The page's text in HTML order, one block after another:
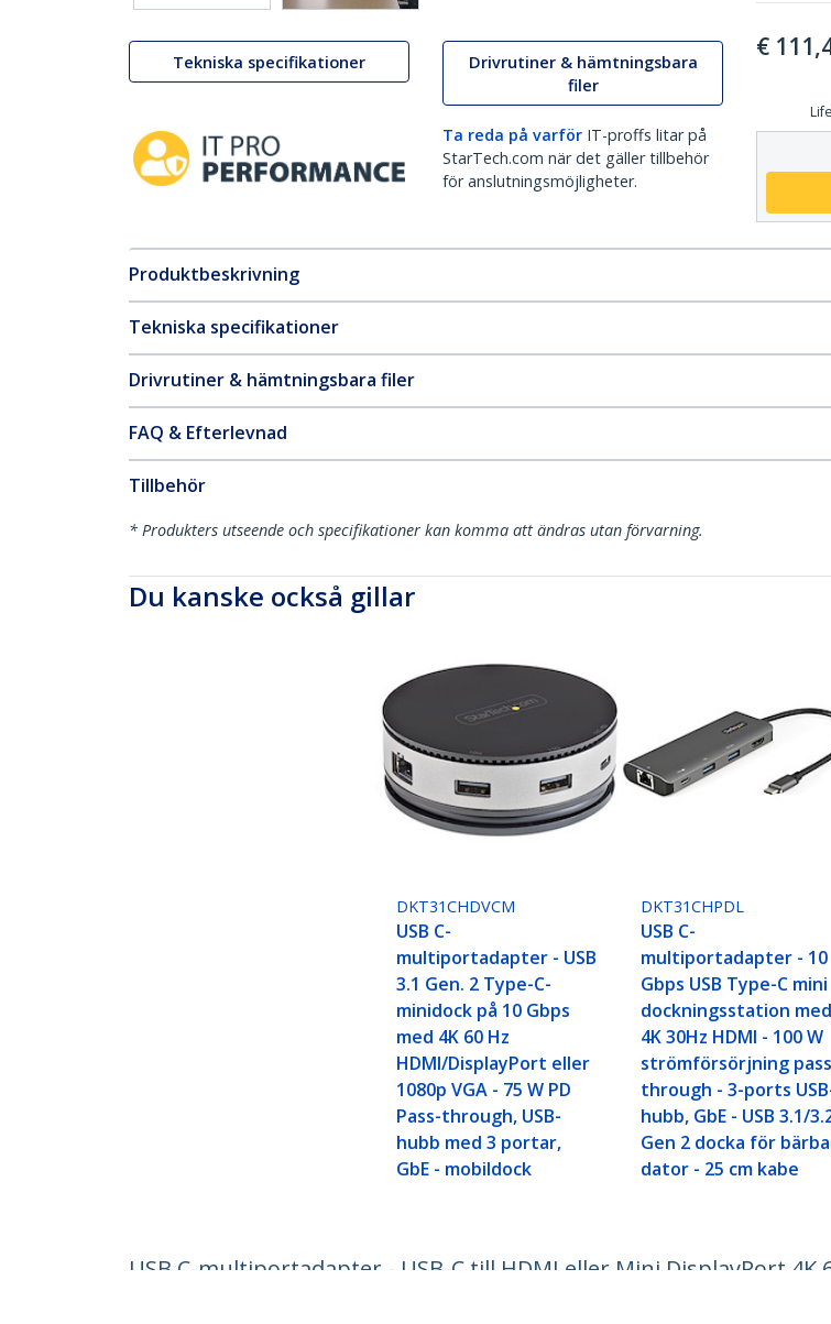
Tekniska specifikationer
Drivrutiner & hämtningsbara
filer
Ta reda på varför IT-proffs litar på
StarTech.com när det gäller tillbehör
för anslutningsmöjligheter.
€
Produktbeskrivning
Tekniska specifikationer
Drivrutiner & hämtningsbara filer
FAQ & Efterlevnad
Tillbehör
* Produkters utseende och specifikationer kan komma att ändras utan förvarning.
Du kanske också gillar
DKT31CHDVCM
USB C-
multiportadapter - USB
3.1 Gen. 2 Type-C-
minidock på 10 Gbps
med 4K 60 Hz
HDMI/DisplayPort eller
1080p VGA - 75 W PD
Pass-through, USB-
hubb med 3 portar,
GbE - mobildock
DKT31CHPDL
USB C-
multiportadapter - 10
Gbps USB Type-C mini
dockningsstation med
4K 30Hz HDMI - 100 W
strömförsörjning
through - 3-ports
hubb, GbE - USB 3.1/
Gen 2 docka för
dator - 25 cm kabe
USB C-multiportadapter - USB-C till HDMI eller Mini DisplayPort 4K